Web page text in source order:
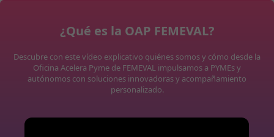
¿Qué es la OAP FEMEVAL?
Descubre con este vídeo explicativo quiénes somos y cómo desde la
Oficina Acelera Pyme de FEMEVAL impulsamos a PYMEs y
autónomos con soluciones innovadoras y acompañamiento
personalizado.